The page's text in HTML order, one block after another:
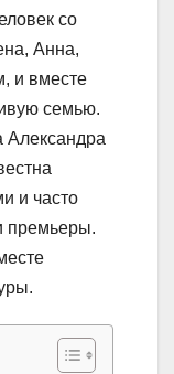
со
Анна,
и вместе
семью.
и часто
премьеры.